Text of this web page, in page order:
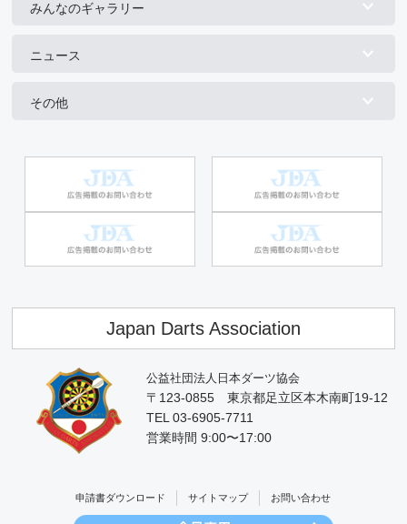
みんなのギャラリー
ニュース
その他
Japan Darts Association
公益社団法人日本ダーツ協会
〒123-0855 東京都足立区本木南町19-12
TEL 03-6905-7711
営業時間 9:00〜17:00
申請書ダウンロード サイトマップ お問い合わせ